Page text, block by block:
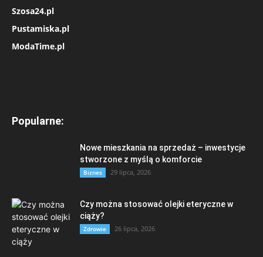
Szosa24.pl
Pustamiska.pl
ModaTime.pl
Popularne:
Nowe mieszkania na sprzedaż – inwestycje
stworzone z myślą o komforcie
Biznes 29 lipca, 2026
Czy można stosować olejki eteryczne w
ciąży?
Zdrowie 26 lipca, 2026